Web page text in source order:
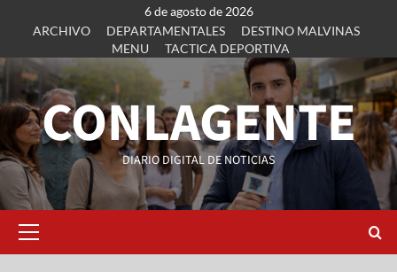
6 de agosto de 2026
ARCHIVO
DEPARTAMENTALES
DESTINO MALVINAS
MENU
TACTICA DEPORTIVA
CONLAGENTE
DIARIO DIGITAL DE NOTICIAS